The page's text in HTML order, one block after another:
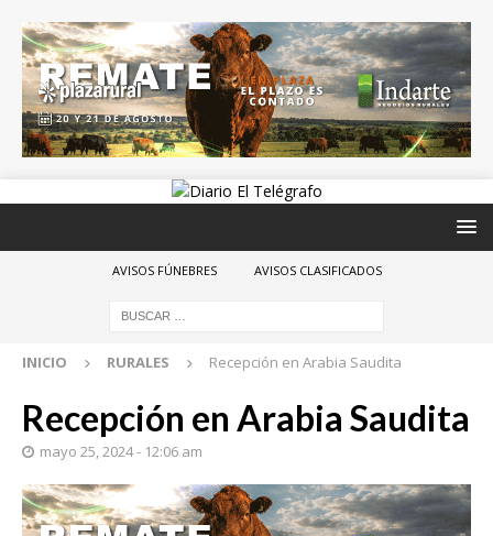
AVISOS FÚNEBRES AVISOS CLASIFICADOS
INICIO RURALES Recepción en Arabia Saudita
Recepción en Arabia Saudita
mayo 25, 2024 - 12:06 am